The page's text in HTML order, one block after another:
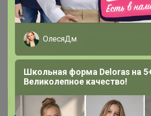
esybox, Здравствуйте, да, должны
ОлесяДм
Школьная форма Deloras на
Великолепное качество!